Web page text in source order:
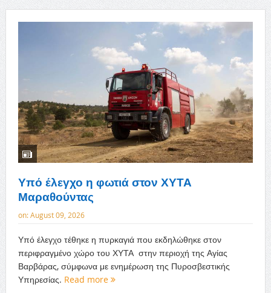
Υπό έλεγχο η φωτιά στον ΧΥΤΑ
Μαραθούντας
on:August 09, 2026
Υπό έλεγχο τέθηκε η πυρκαγιά που εκδηλώθηκε στον
περιφραγμένο χώρο του ΧΥΤΑ στην περιοχή της Αγίας
Βαρβάρας, σύμφωνα με ενημέρωση της Πυροσβεστικής
Υπηρεσίας. Read more